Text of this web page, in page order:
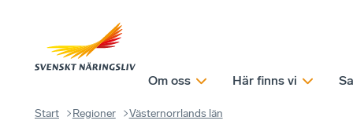
Om oss Här finns vi
Start Regioner Västernorrlands län